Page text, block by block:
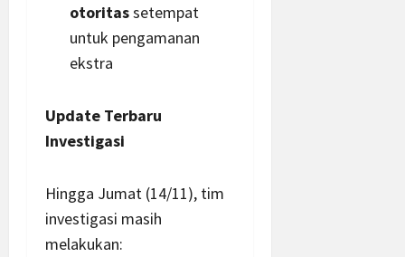
otoritassetempat
untuk pengamanan
ekstra
Update Terbaru
Investigasi
Hingga Jumat (14/11), tim
investigasi masih
melakukan: